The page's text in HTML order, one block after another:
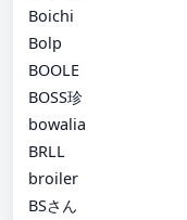
Boichi
Bolp
BOOLE
BOSS珍
bowalia
BRLL
broiler
BSさん